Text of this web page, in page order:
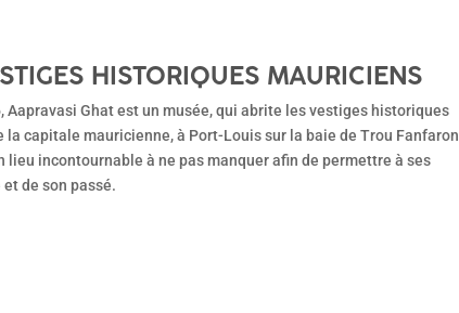
HISTORIQUES MAURICIENS
Aapravasi Ghat est un musée, qui abrite les vestiges historiques
capitale mauricienne, à Port-Louis sur la baie de Trou Fanfaron
incontournable à ne pas manquer afin de permettre à ses
de son passé.